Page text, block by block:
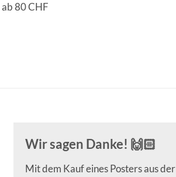
ab 80 CHF
Wir sagen Danke! 🙌🏻
Mit dem Kauf eines Posters aus der